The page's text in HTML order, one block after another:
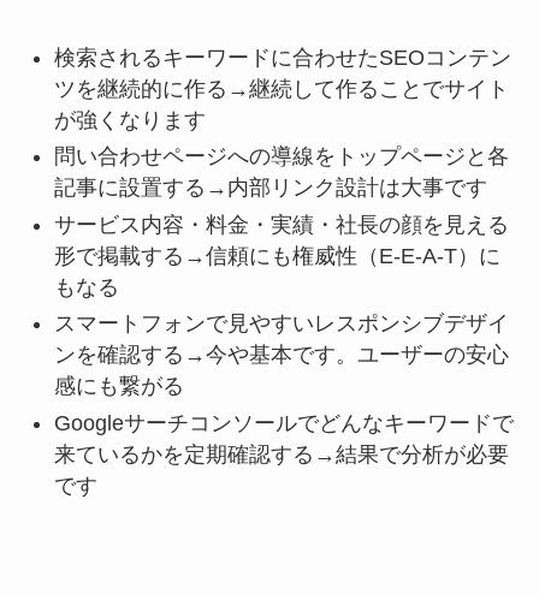
検索されるキーワードに合わせたSEOコンテン
ツを継続的に作る→継続して作ることでサイト
が強くなります
問い合わせページへの導線をトップページと各
記事に設置する→内部リンク設計は大事です
サービス内容・料金・実績・社長の顔を見える
形で掲載する→信頼にも権威性（E-E-A-T）に
もなる
スマートフォンで見やすいレスポンシブデザイ
ンを確認する→今や基本です。ユーザーの安心
感にも繋がる
Googleサーチコンソールでどんなキーワードで
来ているかを定期確認する→結果で分析が必要
です